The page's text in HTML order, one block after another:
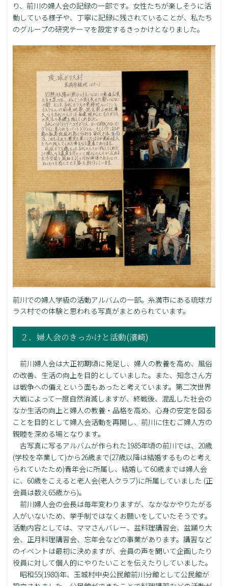
り、前川の婦人会の記録の一部です。女性たちが楽しそうに活
動している様子や、丁寧に記録に残されていることが、私たち
のグループの研究テーマを設定するきっかけとなりました。
前川での婦人学級の活動アルバムの一部。糸満市にある琉球ガ
ラス村での体験と思われる写真がまとめられています。
２．婦人会のきっかけと活動(濱崎)
前川婦人会は大正初期頃に発足し、婦人の教養を高め、風俗
の改善、生活の向上を目的としていました。また、知念さん方
は戦争への備えという面もあったと考えています。第二次世界
大戦によって一度自然消滅しますが、終戦後、混乱した社会の
なか生活の向上と婦人の教養・品格を高め、心身の安定を図る
ことを目的として婦人会活動を再開し、前川に住むご婦人方の
親睦を深める場となります。
古写真に写るアルバムが作られた1985年頃の前川では、20歳
(学校を卒業して)から26歳まで(27歳以降は結婚するものと考え
られていたため)青年会に所属し、結婚して60歳までは婦人会
に、60歳をこえると老人会(老人クラブ)に所属していました (正
会員は数え65歳から)。
前川婦人会の会長は毎年変わりますが、なかなかやりたがる
人がいないため、挙手制ではなくお願いをしていたそうです。
活動内容としては、ママさんバレー、盆料理講習会、盆踊り大
会、正月料理講習会、忘年会などの事業があります。講習など
のイベントは最初に決めますが、会員の声を聞いて企画したり
役員に対して個人的にやりたいことを伝えたりしていました。
昭和55(1980)年、玉城村中央公民館前川分館として公民館が